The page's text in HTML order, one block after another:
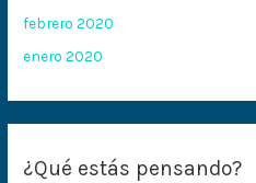
febrero 2020
enero 2020
¿Qué estás pensando?